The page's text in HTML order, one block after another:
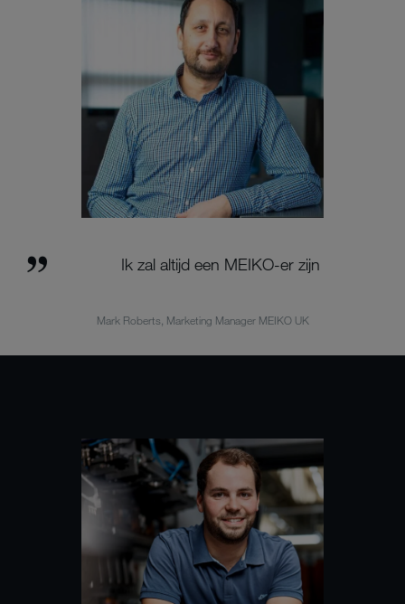
Ik zal altijd een MEIKO-er zijn
Mark Roberts, Marketing Manager MEIKO UK